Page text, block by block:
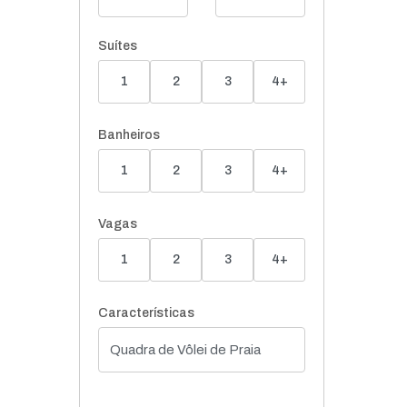
Suítes
1 2 3 4+
Banheiros
1 2 3 4+
Vagas
1 2 3 4+
Características